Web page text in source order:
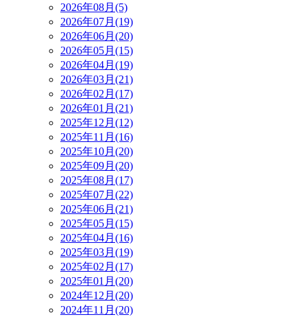
2026年08月(5)
2026年07月(19)
2026年06月(20)
2026年05月(15)
2026年04月(19)
2026年03月(21)
2026年02月(17)
2026年01月(21)
2025年12月(12)
2025年11月(16)
2025年10月(20)
2025年09月(20)
2025年08月(17)
2025年07月(22)
2025年06月(21)
2025年05月(15)
2025年04月(16)
2025年03月(19)
2025年02月(17)
2025年01月(20)
2024年12月(20)
2024年11月(20)